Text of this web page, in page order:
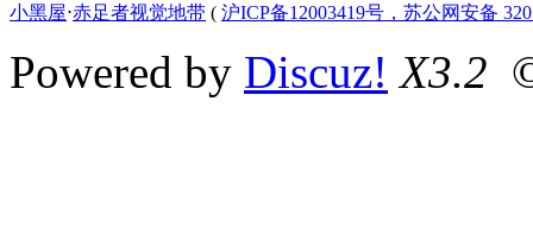
小黑屋⋅赤足者视觉地带 ( 沪ICP备12003419号，苏公网安备
Powered by Discuz! X3.2